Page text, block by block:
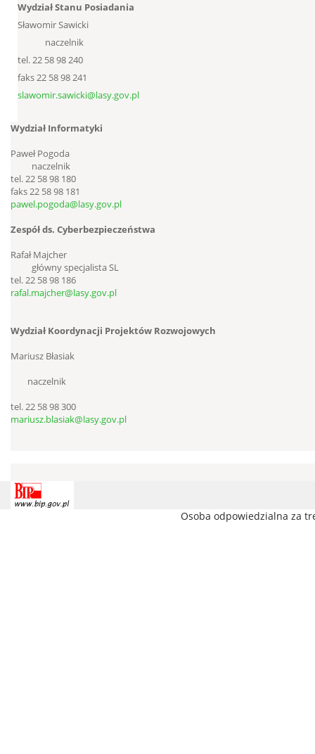
Wydział Stanu Posiadania
Sławomir Sawicki
naczelnik
tel. 22 58 98 240
faks 22 58 98 241
slawomir.sawicki@lasy.gov.pl
Wydział Informatyki
Paweł Pogoda
naczelnik
tel. 22 58 98 180
faks 22 58 98 181
pawel.pogoda@lasy.gov.pl
Zespół ds. Cyberbezpieczeństwa
Rafał Majcher
główny specjalista SL
tel. 22 58 98 186
rafal.majcher@lasy.gov.pl
Wydział Koordynacji Projektów Rozwojowych
Mariusz Błasiak
naczelnik
tel. 22 58 98 300
mariusz.blasiak@lasy.gov.pl
Osoba odpowiedzialna za